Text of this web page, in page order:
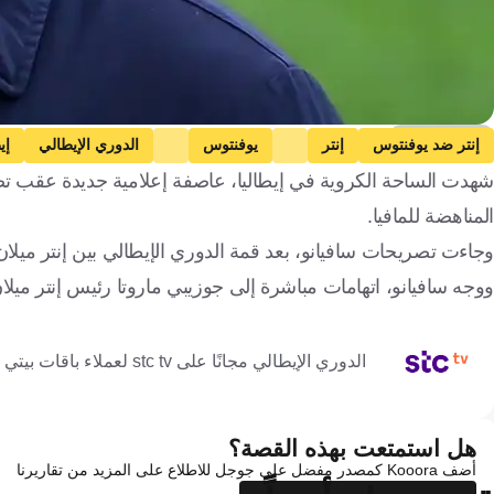
Getty Images
إنتر ضد يوفنتوس إنتر يوفنتوس الدوري الإيطالي
شهدت الساحة الكروية في إيطاليا، عاصفة إعلامية جديدة عقب
المناهضة للمافيا.
وجاءت تصريحات سافيانو، بعد قمة الدوري الإيطالي بين إنتر
ووجه سافيانو، اتهامات مباشرة إلى جوزيبي ماروتا رئيس إنتر
الدوري الإيطالي مجانًا على stc tv لعملاء باقات بيتي فايبر ومفوتر 4 وماكس وبرو 4 و5
هل استمتعت بهذه القصة؟
أضف Kooora كمصدر مفضل على جوجل للاطلاع على المزيد من تقاريرنا